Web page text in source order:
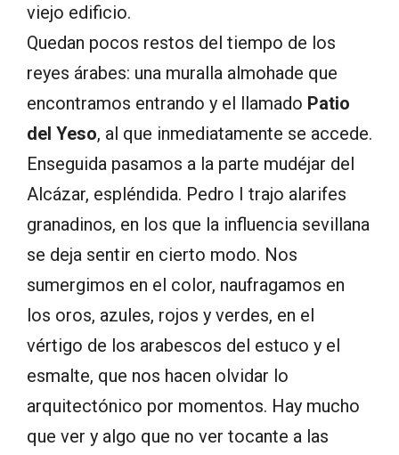
viejo edificio.
Quedan pocos restos del tiempo de los
reyes árabes: una muralla almohade que
encontramos entrando y el llamado Patio
del Yeso, al que inmediatamente se accede.
Enseguida pasamos a la parte mudéjar del
Alcázar, espléndida. Pedro I trajo alarifes
granadinos, en los que la influencia sevillana
se deja sentir en cierto modo. Nos
sumergimos en el color, naufragamos en
los oros, azules, rojos y verdes, en el
vértigo de los arabescos del estuco y el
esmalte, que nos hacen olvidar lo
arquitectónico por momentos. Hay mucho
que ver y algo que no ver tocante a las